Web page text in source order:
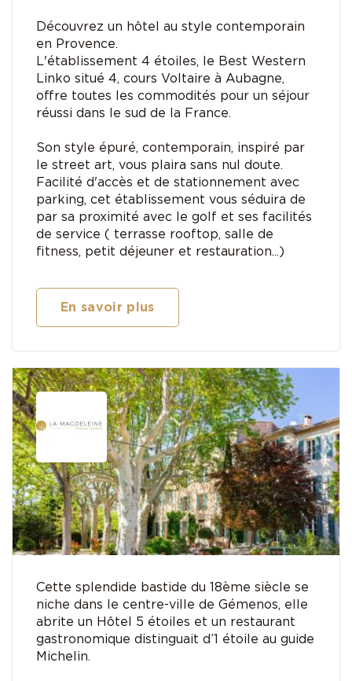
Découvrez un hôtel au style contemporain
en Provence.
L'établissement 4 étoiles, le Best Western
Linko situé 4, cours Voltaire à Aubagne,
offre toutes les commodités pour un séjour
réussi dans le sud de la France.
Son style épuré, contemporain, inspiré par
le street art, vous plaira sans nul doute.
Facilité d'accès et de stationnement avec
parking, cet établissement vous séduira de
par sa proximité avec le golf et ses facilités
de service ( terrasse rooftop, salle de
fitness, petit déjeuner et restauration...)
En savoir plus
Cette splendide bastide du 18ème siècle se
niche dans le centre-ville de Gémenos, elle
abrite un Hôtel 5 étoiles et un restaurant
gastronomique distinguait d’1 étoile au guide
Michelin.